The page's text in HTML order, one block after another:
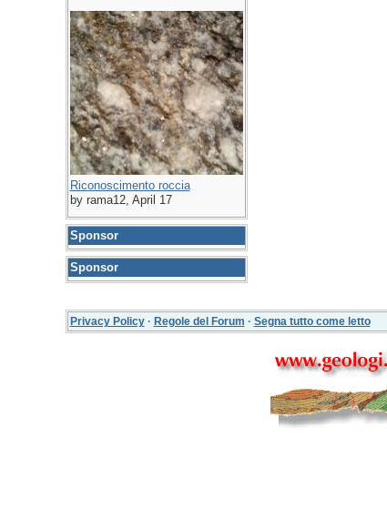
Riconoscimento roccia
by rama12, April 17
Sponsor
Sponsor
Privacy Policy· Regole del Forum · Segna tutto come letto